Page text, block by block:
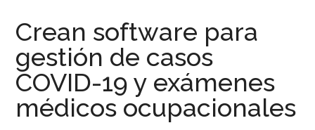
Crean software para
gestión de casos
COVID-19 y exámenes
médicos ocupacionales